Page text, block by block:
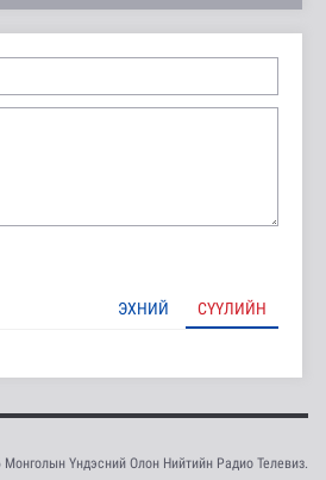
ЭХНИЙ СҮҮЛИЙН
Үндэсний Олон Нийтийн Радио Телевиз.